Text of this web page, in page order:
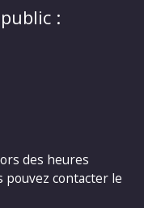
:
des heures
pouvez contacter le